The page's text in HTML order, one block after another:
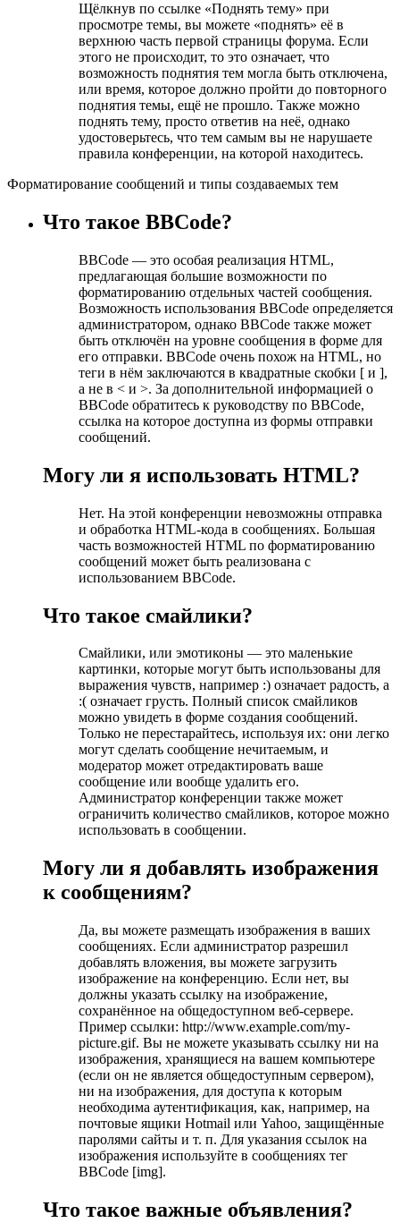
Щёлкнув по ссылке «Поднять тему» при
просмотре темы, вы можете «поднять» её в
верхнюю часть первой страницы форума. Если
этого не происходит, то это означает, что
возможность поднятия тем могла быть отключена,
или время, которое должно пройти до повторного
поднятия темы, ещё не прошло. Также можно
поднять тему, просто ответив на неё, однако
удостоверьтесь, что тем самым вы не нарушаете
правила конференции, на которой находитесь.
Форматирование сообщений и типы создаваемых тем
Что такое BBCode?
BBCode — это особая реализация HTML,
предлагающая большие возможности по
форматированию отдельных частей сообщения.
Возможность использования BBCode определяется
администратором, однако BBCode также может
быть отключён на уровне сообщения в форме для
его отправки. BBCode очень похож на HTML, но
теги в нём заключаются в квадратные скобки [ и ],
а не в < и >. За дополнительной информацией о
BBCode обратитесь к руководству по BBCode,
ссылка на которое доступна из формы отправки
сообщений.
Могу ли я использовать HTML?
Нет. На этой конференции невозможны отправка
и обработка HTML-кода в сообщениях. Большая
часть возможностей HTML по форматированию
сообщений может быть реализована с
использованием BBCode.
Что такое смайлики?
Смайлики, или эмотиконы — это маленькие
картинки, которые могут быть использованы для
выражения чувств, например :) означает радость, а
:( означает грусть. Полный список смайликов
можно увидеть в форме создания сообщений.
Только не перестарайтесь, используя их: они легко
могут сделать сообщение нечитаемым, и
модератор может отредактировать ваше
сообщение или вообще удалить его.
Администратор конференции также может
ограничить количество смайликов, которое можно
использовать в сообщении.
Могу ли я добавлять изображения
к сообщениям?
Да, вы можете размещать изображения в ваших
сообщениях. Если администратор разрешил
добавлять вложения, вы можете загрузить
изображение на конференцию. Если нет, вы
должны указать ссылку на изображение,
сохранённое на общедоступном веб-сервере.
Пример ссылки: http://www.example.com/my-
picture.gif. Вы не можете указывать ссылку ни на
изображения, хранящиеся на вашем компьютере
(если он не является общедоступным сервером),
ни на изображения, для доступа к которым
необходима аутентификация, как, например, на
почтовые ящики Hotmail или Yahoo, защищённые
паролями сайты и т. п. Для указания ссылок на
изображения используйте в сообщениях тег
BBCode [img].
Что такое важные объявления?